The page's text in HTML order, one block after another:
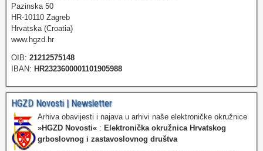
Pazinska 50
HR-10110 Zagreb
Hrvatska (Croatia)
www.hgzd.hr
OIB: 21212575148
IBAN: HR2323600001101905988
HGZD Novosti | Newsletter
Arhiva obavijesti i najava u arhivi naše elektroničke okružnice
»HGZD Novosti« : Elektronička okružnica Hrvatskog
grboslovnog i zastavoslovnog društva